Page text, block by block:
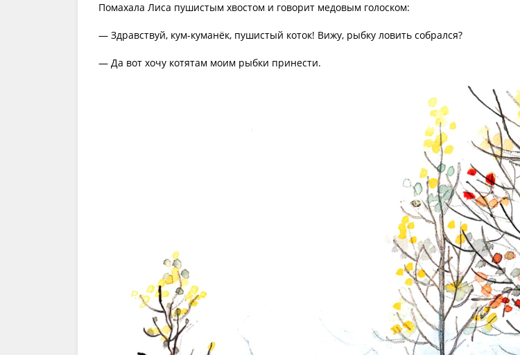
Помахала Лиса пушистым хвостом и говорит медовым голоском:
— Здравствуй, кум-куманёк, пушистый коток! Вижу, рыбку ловить собрался?
— Да вот хочу котятам моим рыбки принести.